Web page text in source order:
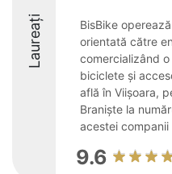
Laureați
BisBike
orientată către
comercializând
biciclete și
află în Viișoara,
Braniște la
acestei companii
9.6